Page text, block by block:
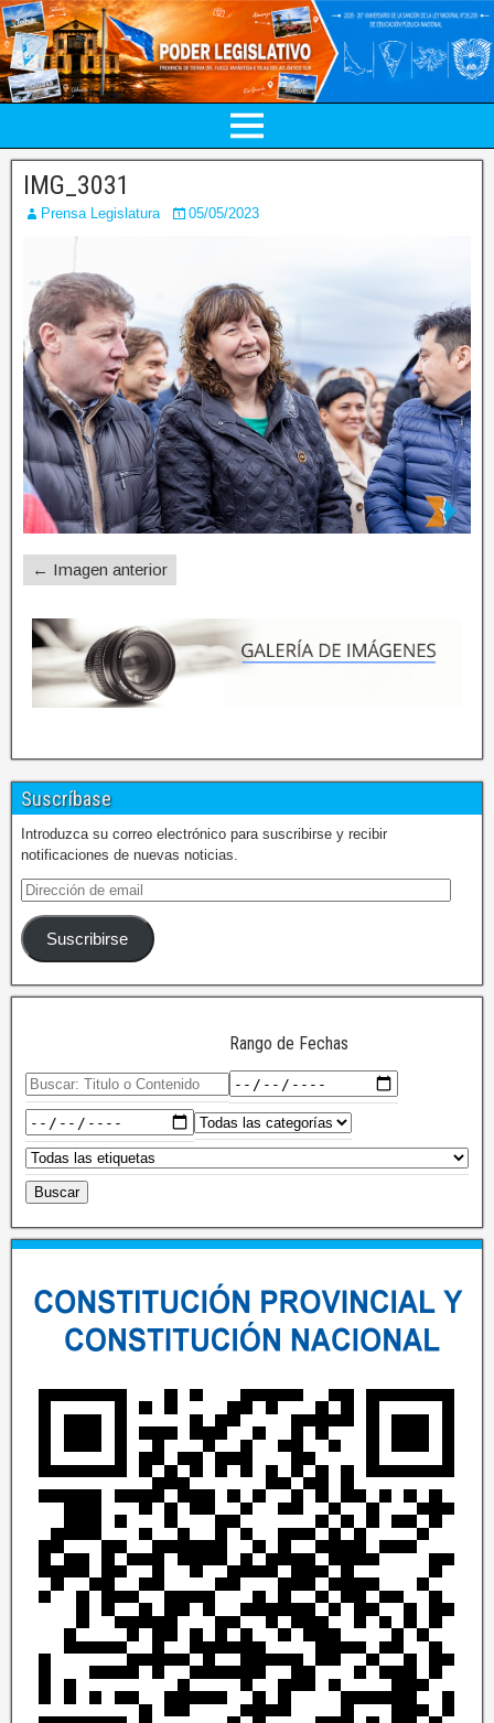
IMG_3031
Prensa Legislatura 05/05/2023
← Imagen anterior
Suscríbase
Introduzca su correo electrónico para suscribirse y recibir
notificaciones de nuevas noticias.
Suscribirse
Rango de Fechas